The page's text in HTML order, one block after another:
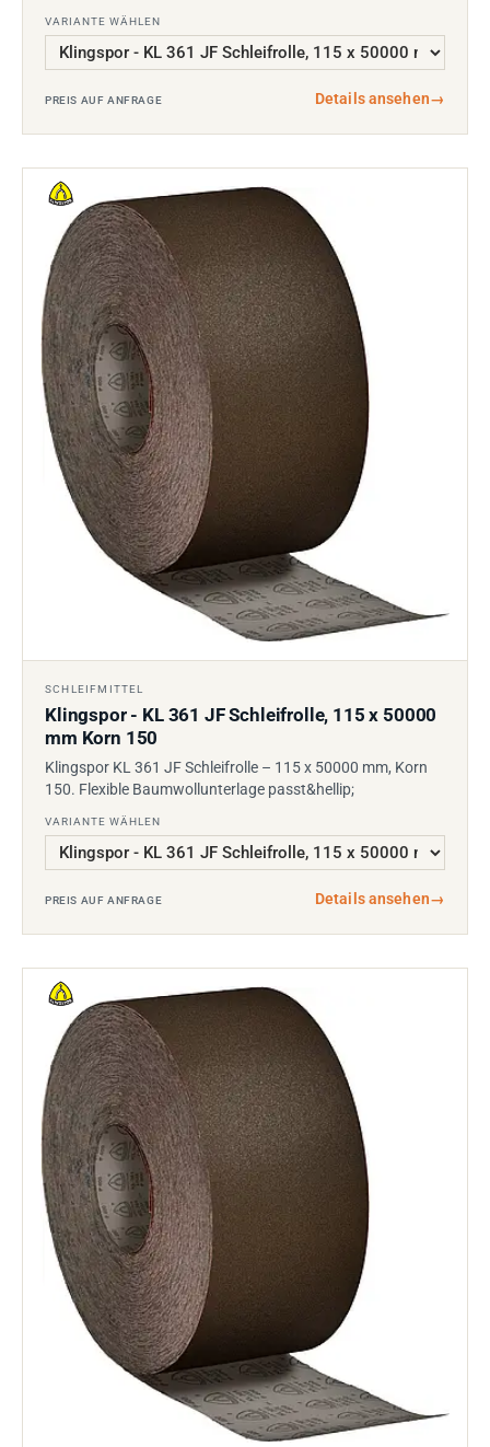
VARIANTE WÄHLEN
PREIS AUF ANFRAGE Details ansehen→
SCHLEIFMITTEL
Klingspor - KL 361 JF Schleifrolle, 115 x 50000
mm Korn 150
Klingspor KL 361 JF Schleifrolle – 115 x 50000 mm, Korn
150. Flexible Baumwollunterlage passt&hellip;
VARIANTE WÄHLEN
PREIS AUF ANFRAGE Details ansehen→